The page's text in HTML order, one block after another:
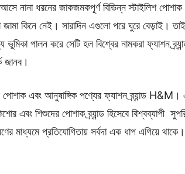
আসে নানা ধরনের জাকজমকপূর্ণ বিভিন্ন স্টাইলিশ
কিনে নেই। সারাদিন এগুলো পরে ঘুরে বেড়াই।
ভুমিকা পালন করে সেটি হল বিশ্বের নামকরা
জানব।
এবং আনুষাঙ্গিক পণ্যের ফ্যাশন ব্র্যান্ড
এবং শিশুদের পোশাক ব্র্যান্ড হিসেবে বিশ্বব্যাপী
মাধ্যমে প্রতিযোগিতায় সর্বদা এক ধাপ এগিয়ে